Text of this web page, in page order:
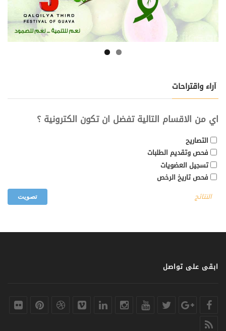
آراء واقتراحات
اي من الاقسام التالية تفضل ان تكون الكترونية ؟
التصاريح
فحص وتقديم الطلبات
تسجيل العضويات
فحص تاريخ الرخص
النتائج
ابقى على تواصل